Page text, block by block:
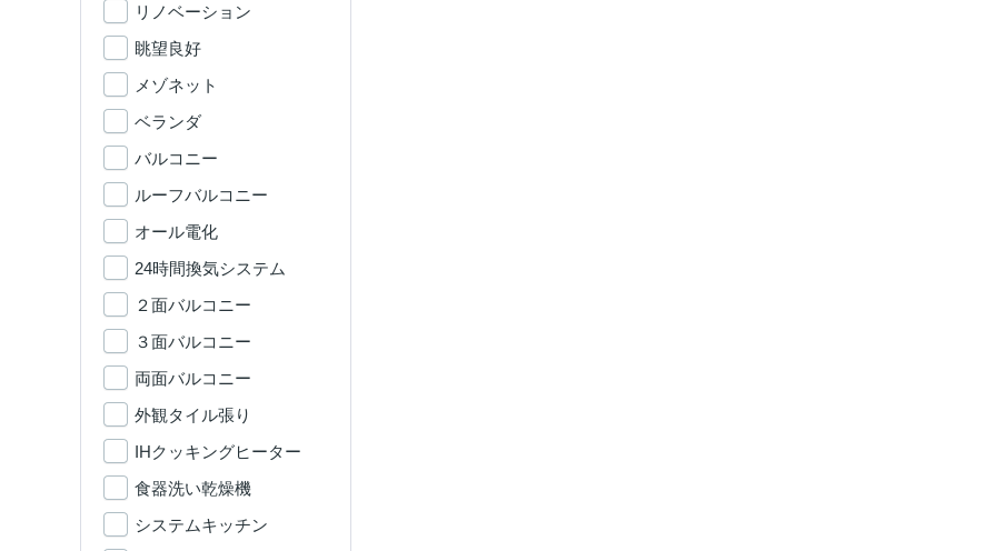
リノベーション
眺望良好
メゾネット
ベランダ
バルコニー
ルーフバルコニー
オール電化
24時間換気システム
２面バルコニー
３面バルコニー
両面バルコニー
外観タイル張り
IHクッキングヒーター
食器洗い乾燥機
システムキッチン